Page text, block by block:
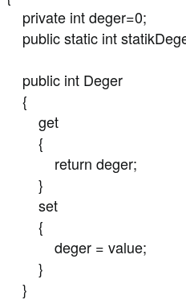
private int deger=0;
public static int
public int Deger
{
get
{
return deger;
}
set
{
deger = value;
}
}